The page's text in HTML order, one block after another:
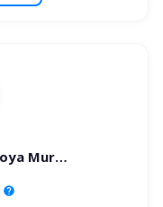
Maria Fernanda Montoya Murillo
help